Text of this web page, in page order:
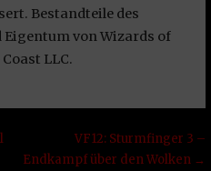
Bestandteile des
von Wizards of
LLC.
VF12: Sturmfinger 3 –
Endkampf über den Wolken →